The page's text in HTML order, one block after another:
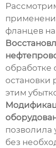
фланцев
обработке
остановки
этим
позволила
без